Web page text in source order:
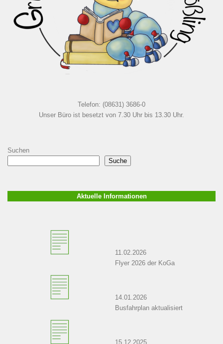
Telefon: (08631) 3686-0
Unser Büro ist besetzt von 7.30 Uhr bis 13.30 Uhr.
Suchen
Suche
Aktuelle Informationen
11.02.2026
Flyer 2026 der KoGa
14.01.2026
Busfahrplan aktualisiert
15.12.2025